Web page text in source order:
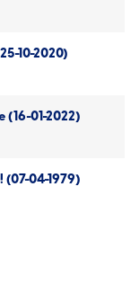
10-2020)
01-2022)
04-1979)